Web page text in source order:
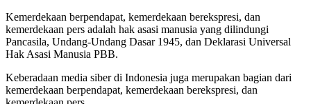
Kemerdekaan berpendapat, kemerdekaan berekspresi, dan
kemerdekaan pers adalah hak asasi manusia yang dilindungi
Pancasila, Undang-Undang Dasar 1945, dan Deklarasi Universal
Hak Asasi Manusia PBB.
Keberadaan media siber di Indonesia juga merupakan bagian dari
kemerdekaan berpendapat, kemerdekaan berekspresi, dan